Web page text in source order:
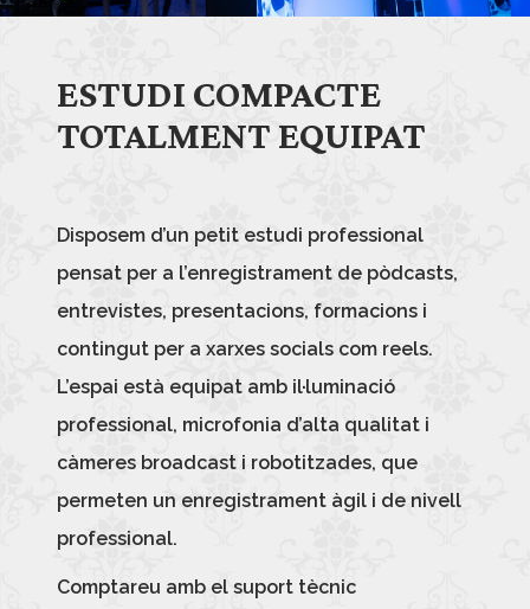
ESTUDI COMPACTE
TOTALMENT EQUIPAT
Disposem d’un petit estudi professional
pensat per a l’enregistrament de pòdcasts,
entrevistes, presentacions, formacions i
contingut per a xarxes socials com reels.
L’espai està equipat amb il·luminació
professional, microfonia d’alta qualitat i
càmeres broadcast i robotitzades, que
permeten un enregistrament àgil i de nivell
professional.
Comptareu amb el suport tècnic